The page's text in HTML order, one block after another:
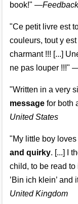
book!" —
"Ce petit livre est
couleurs, tout y
charmant !!! [...]
ne pas louper !!!"
"Written in a very
messagefor both
United States
"My little boy loves
and quirky. [...] I
child, to be read
’Bin ich klein’ and
United Kingdom